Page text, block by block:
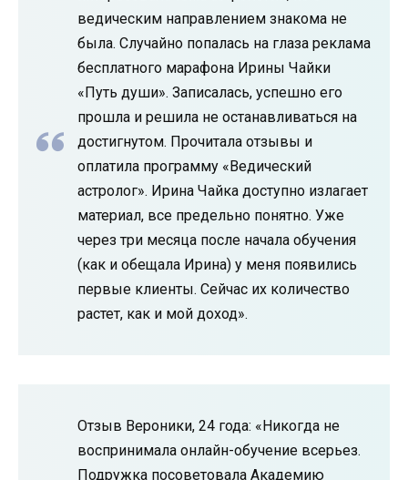
ведическим направлением знакома не
была. Случайно попалась на глаза реклама
бесплатного марафона Ирины Чайки
«Путь души». Записалась, успешно его
прошла и решила не останавливаться на
достигнутом. Прочитала отзывы и
оплатила программу «Ведический
астролог». Ирина Чайка доступно излагает
материал, все предельно понятно. Уже
через три месяца после начала обучения
(как и обещала Ирина) у меня появились
первые клиенты. Сейчас их количество
растет, как и мой доход».
Отзыв Вероники, 24 года: «Никогда не
воспринимала онлайн-обучение всерьез.
Подружка посоветовала Академию